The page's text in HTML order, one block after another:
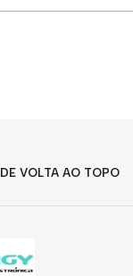
DE VOLTA AO TOPO